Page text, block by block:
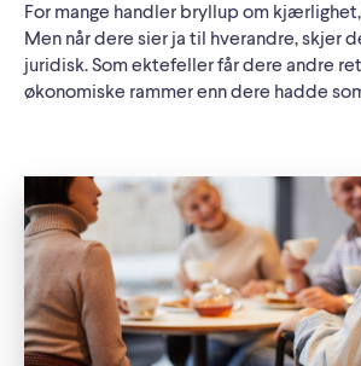
For mange handler bryllup om
Men når dere sier ja til hverandre, skjer
juridisk. Som ektefeller får dere andre
økonomiske rammer enn dere hadde